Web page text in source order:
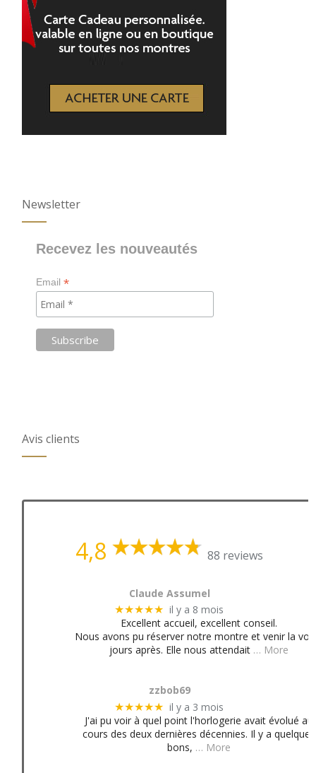
Newsletter
Recevez les nouveautés
Email*
Avis clients
4,8 88 reviews
Claude Assumel
★★★★★ il y a 8 mois
Excellent accueil, excellent conseil.
Nous avons pu réserver notre montre et venir la
jours après. Elle nous attendait … More
zzbob69
★★★★★ il y a 3 mois
J'ai pu voir à quel point l'horlogerie avait évolué au
cours des deux dernières décennies. Il y a quelques
bons, … More